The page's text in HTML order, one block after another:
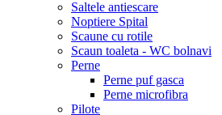
Saltele antiescare
Noptiere Spital
Scaune cu rotile
Scaun toaleta - WC bolnavi
Perne
Perne puf gasca
Perne microfibra
Pilote